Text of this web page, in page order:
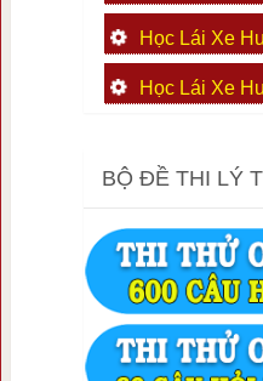
Học Lái Xe
Học Lái Xe
BỘ ĐỀ THI LÝ